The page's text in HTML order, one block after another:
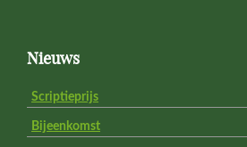
FooterNieuws
Scriptieprijs
Bijeenkomst